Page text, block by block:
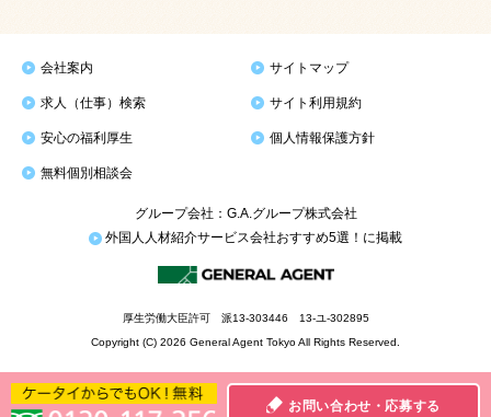
お問い合わせ・応募する
会社案内 サイトマップ
求人（仕事）検索 サイト利用規約
安心の福利厚生 個人情報保護方針
無料個別相談会
グループ会社：G.A.グループ株式会社
外国人人材紹介サービス会社おすすめ5選！に掲載
厚生労働大臣許可 派13-303446 13-ユ-302895
Copyright (C) 2026 General Agent Tokyo All Rights Reserved.